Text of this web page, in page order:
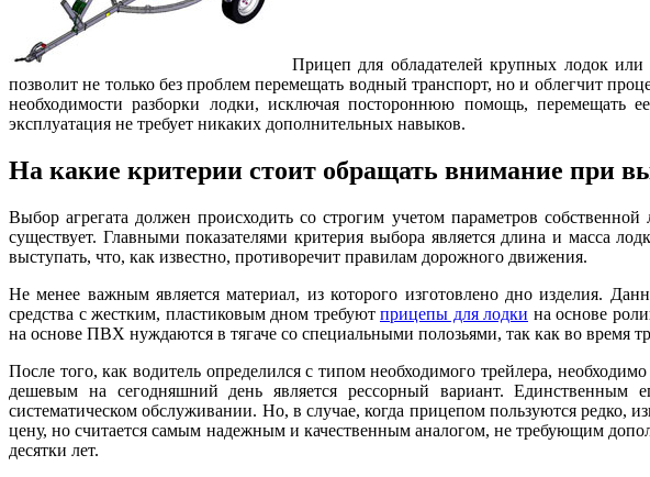
Прицеп для обладателей крупных лодок или
позволит не только без проблем перемещать водный транспорт, но и облегчит
необходимости разборки лодки, исключая постороннюю помощь, перемещать
эксплуатация не требует никаких дополнительных навыков.
На какие критерии стоит обращать внимание при
Выбор агрегата должен происходить со строгим учетом параметров
существует. Главными показателями критерия выбора является длина и масса
выступать, что, как известно, противоречит правилам дорожного движения.
Не менее важным является материал, из которого изготовлено дно изделия.
средства с жестким, пластиковым дном требуют прицепы для лодки на основе
на основе ПВХ нуждаются в тягаче со специальными полозьями, так как во время
После того, как водитель определился с типом необходимого трейлера,
дешевым на сегодняшний день является рессорный вариант. Единственным
систематическом обслуживании. Но, в случае, когда прицепом пользуются редко,
цену, но считается самым надежным и качественным аналогом, не требующим
десятки лет.